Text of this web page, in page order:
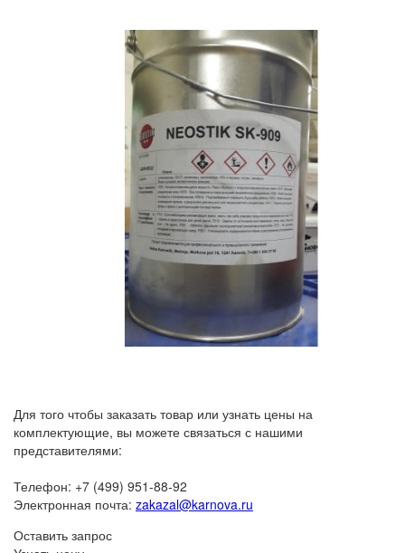
Для того чтобы заказать товар или узнать цены на
комплектующие, вы можете связаться с нашими
представителями:
Телефон: +7 (499) 951-88-92
Электронная почта: zakazal@karnova.ru
Оставить запрос